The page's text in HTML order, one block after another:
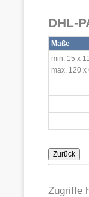
DHL-
Maße
min. 15 x
max. 120 x
Zugriffe